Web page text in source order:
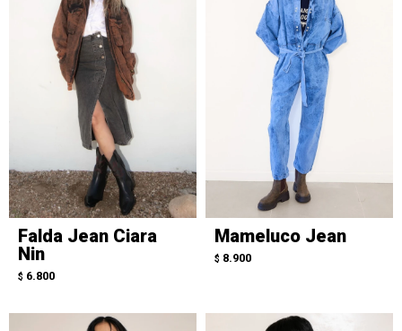
Falda Jean Ciara
Nin
$ 6.800
Mameluco Jean
$ 8.900